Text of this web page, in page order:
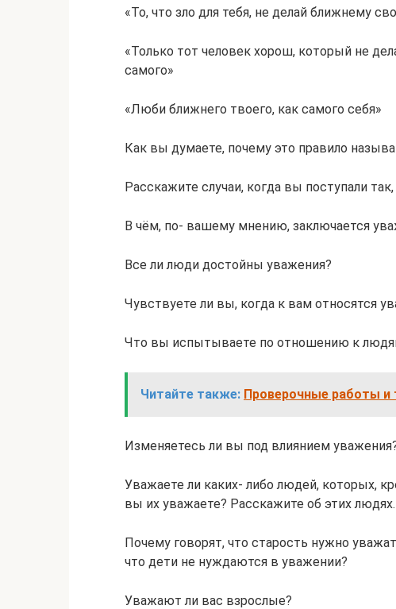
«То, что зло для тебя, не делай ближнему
«Только тот человек хорош, который не
самого»
«Люби ближнего твоего, как самого себя»
Как вы думаете, почему это правило
Расскажите случаи, когда вы поступали
В чём, по- вашему мнению, заключается
Все ли люди достойны уважения?
Чувствуете ли вы, когда к вам относятся
Что вы испытываете по отношению к
Читайте также: Проверочные работы
Изменяетесь ли вы под влиянием
Уважаете ли каких- либо людей, которых,
вы их уважаете? Расскажите об этих людях.
Почему говорят, что старость нужно
что дети не нуждаются в уважении?
Уважают ли вас взрослые?